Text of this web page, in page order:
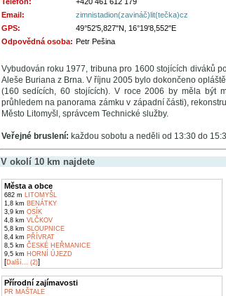
Email:
zimnistadion(zavináč)lit(tečka)cz
GPS:
49°52'5,827"N, 16°19'8,552"E
Odpovědná osoba: Petr Pešina
Vybudován roku 1977, tribuna pro 1600 stojících diváků
Aleše Buriana z Brna. V říjnu 2005 bylo dokončeno
(160 sedících, 60 stojících). V roce 2006 by měla být
průhledem na panorama zámku v západní části),
Město Litomyšl, správcem Technické služby.
Veřejné bruslení: každou sobotu a neděli od 13:30 do
V okolí 10 km najdete
Města a obce
682 m LITOMYŠL
1,8 km BENÁTKY
3,9 km OSÍK
4,8 km VLČKOV
5,8 km SLOUPNICE
8,4 km PŘÍVRAT
8,5 km ČESKÉ HEŘMANICE
9,5 km HORNÍ ÚJEZD
[Další... (2)]
Přírodní zajímavosti
PR MAŠTALE